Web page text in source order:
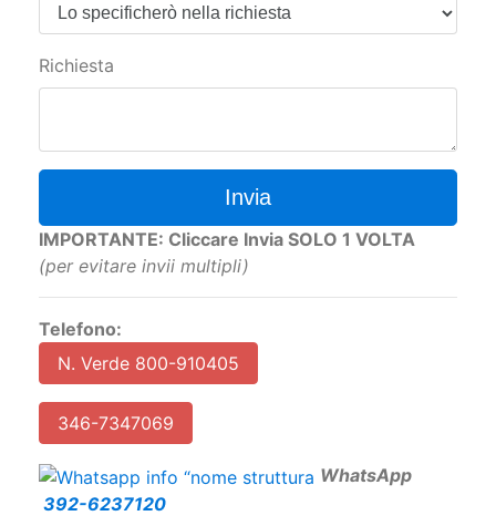
Trattamento
Invia
IMPORTANTE: Cliccare Invia SOLO 1 VOLTA
Telefono:
N. Verde 800-910405
346-7347069